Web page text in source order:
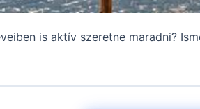
is aktív szeretne maradni?